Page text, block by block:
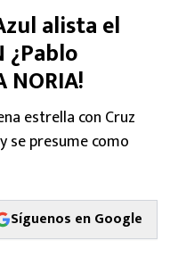
alista el
¿Pablo
NORIA!
estrella con Cruz
se presume como
Síguenos en Google